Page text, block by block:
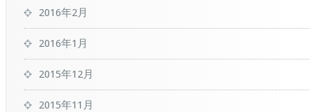
2016年2月
2016年1月
2015年12月
2015年11月